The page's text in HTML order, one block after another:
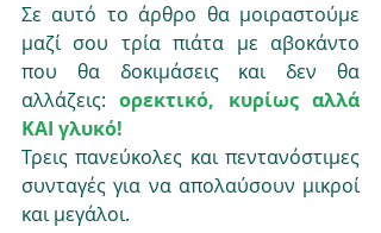
Σε αυτό το άρθρο θα μοιραστούμε
μαζί σου τρία πιάτα με αβοκάντο
που θα δοκιμάσεις και δεν θα
αλλάζεις: ορεκτικό, κυρίως αλλά
ΚΑΙ γλυκό!
Τρεις πανεύκολες και πεντανόστιμες
συνταγές για να απολαύσουν μικροί
και μεγάλοι.